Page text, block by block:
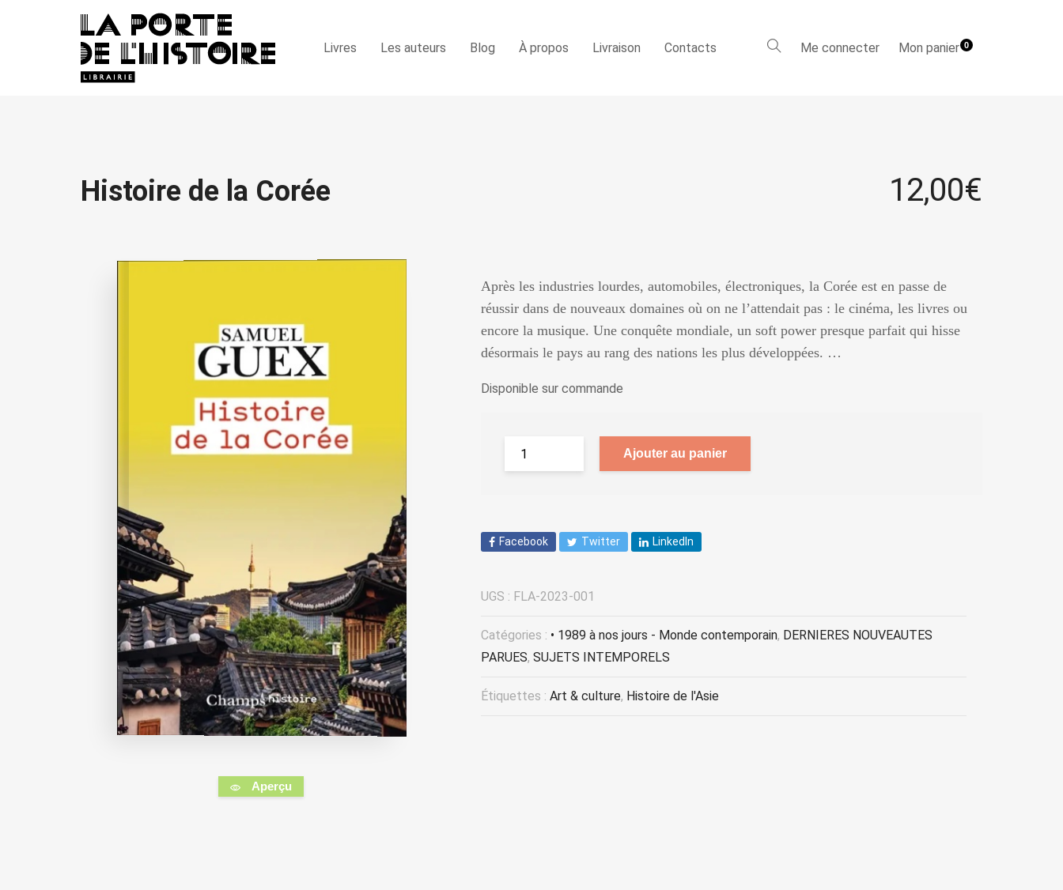
Livres Les auteurs Blog À propos Livraison Contacts Me connecter Mon panier0
Histoire de la Corée 12,00€
Aperçu
Après les industries lourdes, automobiles, électroniques, la Corée est en passe de
réussir dans de nouveaux domaines où on ne l’attendait pas : le cinéma, les livres ou
encore la musique. Une conquête mondiale, un soft power presque parfait qui hisse
désormais le pays au rang des nations les plus développées. …
Disponible sur commande
Ajouter au panier
Facebook Twitter LinkedIn
UGS : FLA-2023-001
Catégories : • 1989 à nos jours - Monde contemporain, DERNIERES NOUVEAUTES
PARUES, SUJETS INTEMPORELS
Étiquettes : Art & culture, Histoire de l'Asie